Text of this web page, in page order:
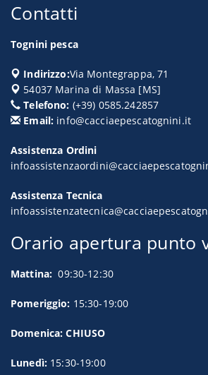
Contatti
Tognini pesca
Indirizzo:Via Montegrappa, 71
54037 Marina di Massa [MS]
Telefono: (+39) 0585.242857
Email: info@cacciaepescatognini.it
Assistenza Ordini
Assistenza Tecnica
Orario apertura punto
Mattina: 09:30-12:30
Pomeriggio: 15:30-19:00
Domenica: CHIUSO
Lunedì: 15:30-19:00